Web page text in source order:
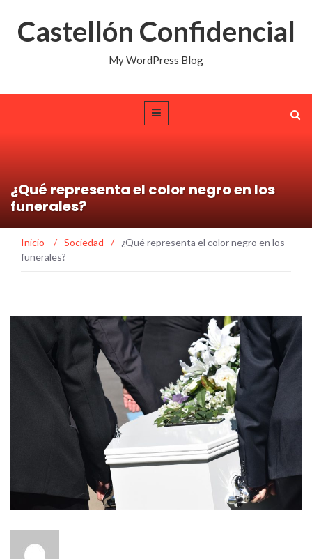
Castellón Confidencial
My WordPress Blog
¿Qué representa el color negro en los
funerales?
Inicio / Sociedad /
¿Qué representa el color negro en los
funerales?